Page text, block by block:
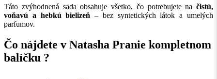
Táto zvýhodnená sada obsahuje všetko, čo potrebujete na čistú,
voňavú a hebkú bielizeň – bez syntetických látok a umelých
parfumov.
Čo nájdete v Natasha Pranie kompletnom
balíčku ?